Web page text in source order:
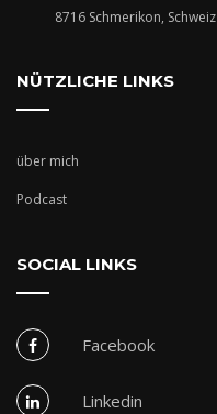
8716 Schmerikon, Schweiz
NÜTZLICHE LINKS
über mich
Podcast
SOCIAL LINKS
Facebook
Linkedin